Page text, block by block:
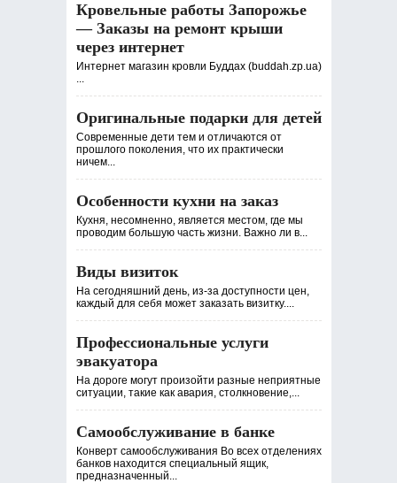
Кровельные работы Запорожье
— Заказы на ремонт крыши
через интернет
Интернет магазин кровли Буддах (buddah.zp.ua)
...
Оригинальные подарки для детей
Современные дети тем и отличаются от
прошлого поколения, что их практически
ничем...
Особенности кухни на заказ
Кухня, несомненно, является местом, где мы
проводим большую часть жизни. Важно ли в...
Виды визиток
На сегодняшний день, из-за доступности цен,
каждый для себя может заказать визитку....
Профессиональные услуги
эвакуатора
На дороге могут произойти разные неприятные
ситуации, такие как авария, столкновение,...
Самообслуживание в банке
Конверт самообслуживания Во всех отделениях
банков находится специальный ящик,
предназначенный...